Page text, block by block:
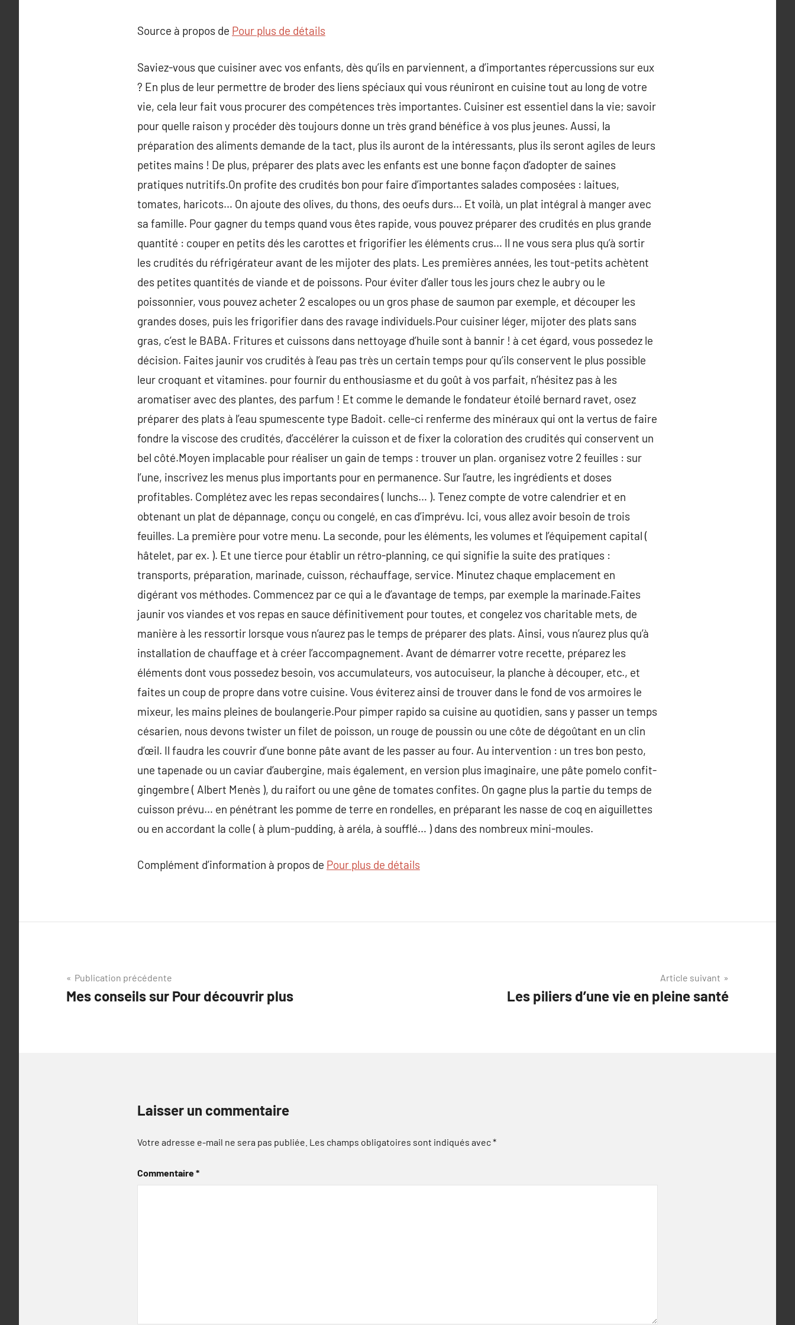
Source à propos de Pour plus de détails
Saviez-vous que cuisiner avec vos enfants, dès qu’ils en parviennent, a d’importantes répercussions sur eux
? En plus de leur permettre de broder des liens spéciaux qui vous réuniront en cuisine tout au long de votre
vie, cela leur fait vous procurer des compétences très importantes. Cuisiner est essentiel dans la vie; savoir
pour quelle raison y procéder dès toujours donne un très grand bénéfice à vos plus jeunes. Aussi, la
préparation des aliments demande de la tact, plus ils auront de la intéressants, plus ils seront agiles de leurs
petites mains ! De plus, préparer des plats avec les enfants est une bonne façon d’adopter de saines
pratiques nutritifs.On profite des crudités bon pour faire d’importantes salades composées : laitues,
tomates, haricots… On ajoute des olives, du thons, des oeufs durs… Et voilà, un plat intégral à manger avec
sa famille. Pour gagner du temps quand vous êtes rapide, vous pouvez préparer des crudités en plus grande
quantité : couper en petits dés les carottes et frigorifier les éléments crus… Il ne vous sera plus qu’à sortir
les crudités du réfrigérateur avant de les mijoter des plats. Les premières années, les tout-petits achètent
des petites quantités de viande et de poissons. Pour éviter d’aller tous les jours chez le aubry ou le
poissonnier, vous pouvez acheter 2 escalopes ou un gros phase de saumon par exemple, et découper les
grandes doses, puis les frigorifier dans des ravage individuels.Pour cuisiner léger, mijoter des plats sans
gras, c’est le BABA. Fritures et cuissons dans nettoyage d’huile sont à bannir ! à cet égard, vous possedez le
décision. Faites jaunir vos crudités à l’eau pas très un certain temps pour qu’ils conservent le plus possible
leur croquant et vitamines. pour fournir du enthousiasme et du goût à vos parfait, n’hésitez pas à les
aromatiser avec des plantes, des parfum ! Et comme le demande le fondateur étoilé bernard ravet, osez
préparer des plats à l’eau spumescente type Badoit. celle-ci renferme des minéraux qui ont la vertus de faire
fondre la viscose des crudités, d’accélérer la cuisson et de fixer la coloration des crudités qui conservent un
bel côté.Moyen implacable pour réaliser un gain de temps : trouver un plan. organisez votre 2 feuilles : sur
l’une, inscrivez les menus plus importants pour en permanence. Sur l’autre, les ingrédients et doses
profitables. Complétez avec les repas secondaires ( lunchs… ). Tenez compte de votre calendrier et en
obtenant un plat de dépannage, conçu ou congelé, en cas d’imprévu. Ici, vous allez avoir besoin de trois
feuilles. La première pour votre menu. La seconde, pour les éléments, les volumes et l’équipement capital (
hâtelet, par ex. ). Et une tierce pour établir un rétro-planning, ce qui signifie la suite des pratiques :
transports, préparation, marinade, cuisson, réchauffage, service. Minutez chaque emplacement en
digérant vos méthodes. Commencez par ce qui a le d’avantage de temps, par exemple la marinade.Faites
jaunir vos viandes et vos repas en sauce définitivement pour toutes, et congelez vos charitable mets, de
manière à les ressortir lorsque vous n’aurez pas le temps de préparer des plats. Ainsi, vous n’aurez plus qu’à
installation de chauffage et à créer l’accompagnement. Avant de démarrer votre recette, préparez les
éléments dont vous possedez besoin, vos accumulateurs, vos autocuiseur, la planche à découper, etc., et
faites un coup de propre dans votre cuisine. Vous éviterez ainsi de trouver dans le fond de vos armoires le
mixeur, les mains pleines de boulangerie.Pour pimper rapido sa cuisine au quotidien, sans y passer un temps
césarien, nous devons twister un filet de poisson, un rouge de poussin ou une côte de dégoûtant en un clin
d’œil. Il faudra les couvrir d’une bonne pâte avant de les passer au four. Au intervention : un tres bon pesto,
une tapenade ou un caviar d’aubergine, mais également, en version plus imaginaire, une pâte pomelo confit-
gingembre ( Albert Menès ), du raifort ou une gêne de tomates confites. On gagne plus la partie du temps de
cuisson prévu… en pénétrant les pomme de terre en rondelles, en préparant les nasse de coq en aiguillettes
ou en accordant la colle ( à plum-pudding, à aréla, à soufflé… ) dans des nombreux mini-moules.
Complément d’information à propos de Pour plus de détails
Navigation
de
Publication précédente
Mes conseils sur Pour découvrir plus
Article suivant
Les piliers d’une vie en pleine santé
Laisser un commentaire
Votre adresse e-mail ne sera pas publiée. Les champs obligatoires sont indiqués avec*
Commentaire*